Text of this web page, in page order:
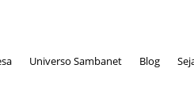
Universo Sambanet Blog